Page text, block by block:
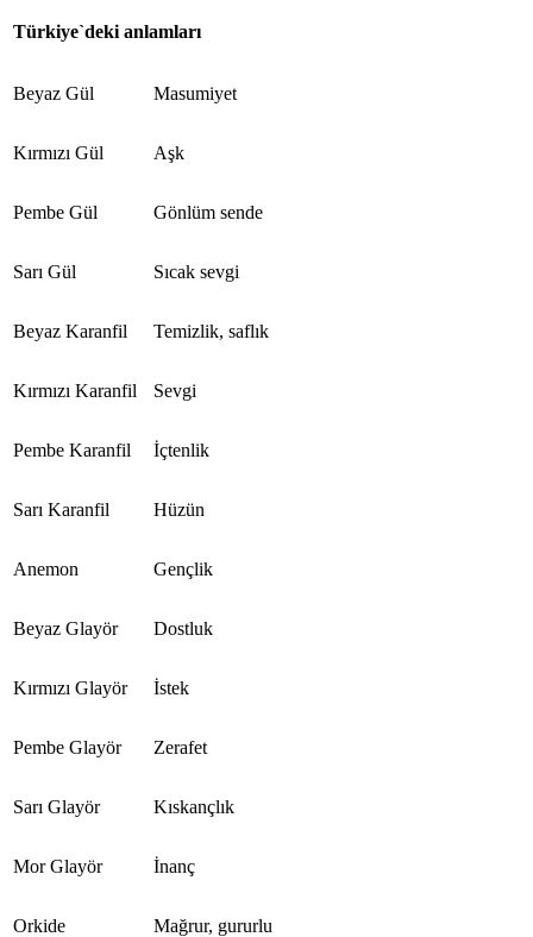
Türkiye`deki anlamları
Beyaz Gül Masumiyet
Kırmızı Gül Aşk
Pembe Gül Gönlüm sende
Sarı Gül Sıcak sevgi
Beyaz Karanfil Temizlik, saflık
Kırmızı Karanfil Sevgi
Pembe Karanfil İçtenlik
Sarı Karanfil Hüzün
Anemon Gençlik
Beyaz Glayör Dostluk
Kırmızı Glayör İstek
Pembe Glayör Zerafet
Sarı Glayör Kıskançlık
Mor Glayör İnanç
Orkide Mağrur, gururlu